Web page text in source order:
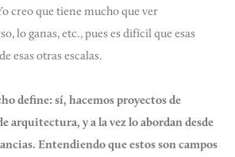
creo que tiene mucho que ver
lo ganas, etc., pues es difícil que esas
esas otras escalas.
define: sí, hacemos proyectos de
y a la vez lo abordan desde
Entendiendo que estos son campos